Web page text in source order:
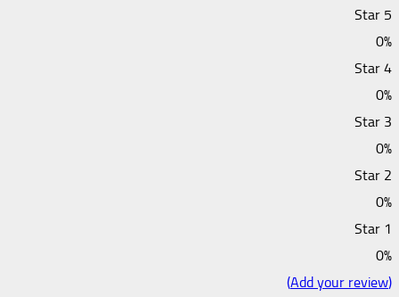
5 Star
0%
4 Star
0%
3 Star
0%
2 Star
0%
1 Star
0%
(Add your review)